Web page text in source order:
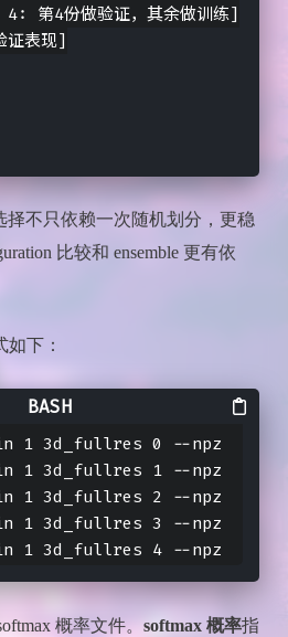
第4份做验证，其余做训练]
表现]
不只依赖一次随机划分，更稳
比较和 ensemble 更有依
下：
1 3d_fullres 0 --npz
1 3d_fullres 1 --npz
1 3d_fullres 2 --npz
1 3d_fullres 3 --npz
1 3d_fullres 4 --npz
概率文件。 softmax 概率指